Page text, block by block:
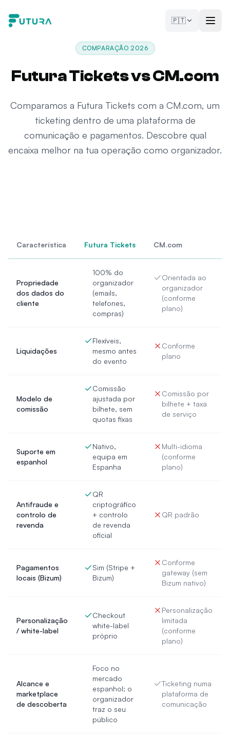
🇵🇹
COMPARAÇÃO 2026
Futura Tickets vs CM.com
Comparamos a Futura Tickets com a CM.com, um
ticketing dentro de uma plataforma de
comunicação e pagamentos. Descobre qual
encaixa melhor na tua operação como organizador.
Característica Futura Tickets CM.com
Propriedade
dos dados do
cliente
100% do
organizador
(emails,
telefones,
compras)
Orientada ao
organizador
(conforme
plano)
Liquidações
Flexíveis,
mesmo antes
do evento
Conforme
plano
Modelo de
comissão
Comissão
ajustada por
bilhete, sem
quotas fixas
Comissão por
bilhete + taxa
de serviço
Suporte em
espanhol
Nativo,
equipa em
Espanha
Multi-idioma
(conforme
plano)
Antifraude e
controlo de
revenda
QR
criptográfico
+ controlo
de revenda
oficial
QR padrão
Pagamentos
locais (Bizum)
Sim (Stripe +
Bizum)
Conforme
gateway (sem
Bizum nativo)
Personalização
/ white-label
Checkout
white-label
próprio
Personalização
limitada
(conforme
plano)
Alcance e
marketplace
de descoberta
Foco no
mercado
espanhol; o
organizador
traz o seu
público
Ticketing numa
plataforma de
comunicação